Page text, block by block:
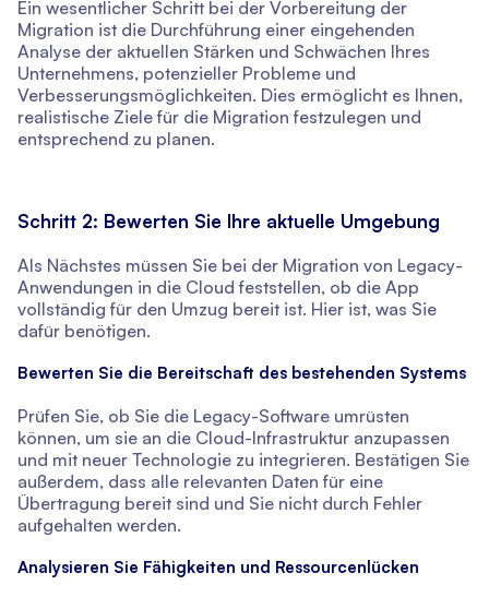
Ein wesentlicher Schritt bei der Vorbereitung der
Migration ist die Durchführung einer eingehenden
Analyse der aktuellen Stärken und Schwächen Ihres
Unternehmens, potenzieller Probleme und
Verbesserungsmöglichkeiten. Dies ermöglicht es Ihnen,
realistische Ziele für die Migration festzulegen und
entsprechend zu planen.
Schritt 2: Bewerten Sie Ihre aktuelle Umgebung
Als Nächstes müssen Sie bei der Migration von Legacy-
Anwendungen in die Cloud feststellen, ob die App
vollständig für den Umzug bereit ist. Hier ist, was Sie
dafür benötigen.
Bewerten Sie die Bereitschaft des bestehenden Systems
Prüfen Sie, ob Sie die Legacy-Software umrüsten
können, um sie an die Cloud-Infrastruktur anzupassen
und mit neuer Technologie zu integrieren. Bestätigen Sie
außerdem, dass alle relevanten Daten für eine
Übertragung bereit sind und Sie nicht durch Fehler
aufgehalten werden.
Analysieren Sie Fähigkeiten und Ressourcenlücken